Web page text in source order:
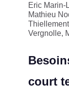
Eric Marin-
Mathieu
Vergnolle,
court